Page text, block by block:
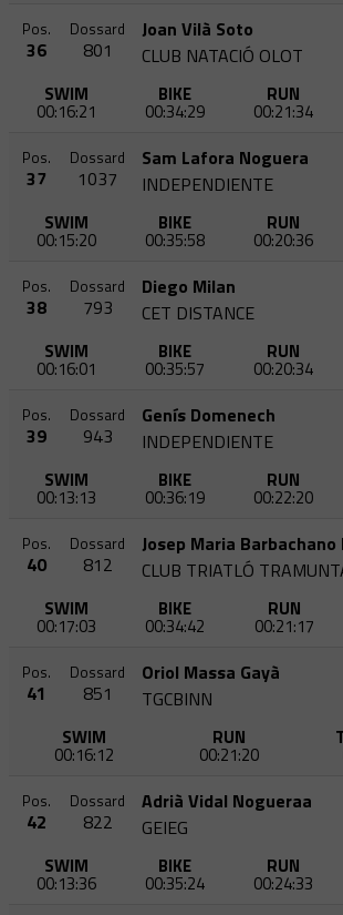
Pos.
36
Dossard
801
Joan Vilà Soto
CLUB NATACIÓ OLOT
SWIM
00:16:21
BIKE
00:34:29
RUN
00:21:34
Pos.
37
Dossard
1037
Sam Lafora Noguera
INDEPENDIENTE
SWIM
00:15:20
BIKE
00:35:58
RUN
00:20:36
Pos.
38
Dossard
793
Diego Milan
CET DISTANCE
SWIM
00:16:01
BIKE
00:35:57
RUN
00:20:34
Pos.
39
Dossard
943
Genís Domenech
INDEPENDIENTE
SWIM
00:13:13
BIKE
00:36:19
RUN
00:22:20
Pos.
40
Dossard
812
Josep Maria Barbachano
SWIM
00:17:03
BIKE
00:34:42
RUN
00:21:17
Pos.
41
Dossard
851
Oriol Massa Gayà
TGCBINN
SWIM
00:16:12
RUN
00:21:20
Pos.
42
Dossard
822
Adrià Vidal Nogueraa
GEIEG
SWIM
00:13:36
BIKE
00:35:24
RUN
00:24:33